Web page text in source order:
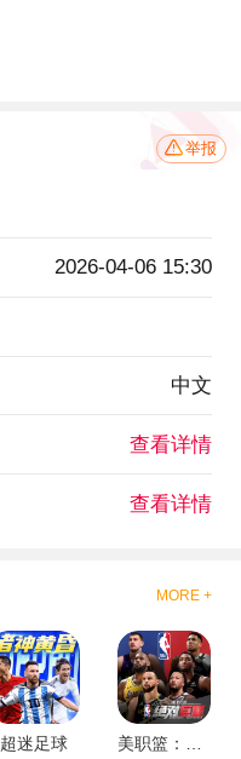
举报
2026-04-06 15:30
中文
查看详情
查看详情
MORE +
超迷足球